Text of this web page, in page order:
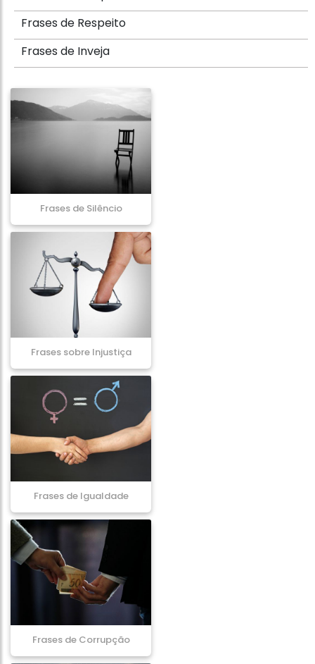
Frases de Respeito
Frases de Inveja
Frases de Silêncio
Frases sobre Injustiça
Frases de Igualdade
Frases de Corrupção